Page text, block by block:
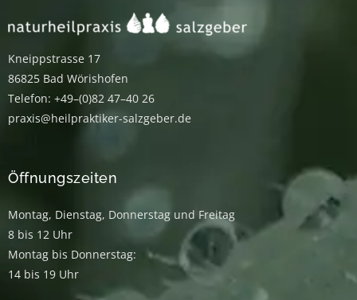
Kneippstrasse 17
86825 Bad Wörishofen
Telefon: +49–(0)82 47–40 26
praxis@heilpraktiker-salzgeber.de
Öffnungszeiten
Montag, Dienstag, Donnerstag und Freitag
8 bis 12 Uhr
Montag bis Donnerstag:
14 bis 19 Uhr